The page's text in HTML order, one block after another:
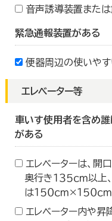
音声誘導装置また
緊急通報装置がある
便器周辺の使いや
エレベーター等
車いす使用者を含め誰
がある
エレベーターは、開
奥行き１３５ｃｍ以上
は１５０ｃｍ×１５０
エレベーター内や昇